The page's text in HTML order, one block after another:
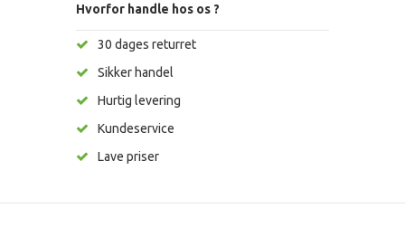
Hvorfor handle hos os ?
30 dages returret
Sikker handel
Hurtig levering
Kundeservice
Lave priser